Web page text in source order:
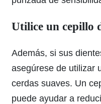
Utilice un cepillo
Además, si sus
asegúrese de utilizar
cerdas suaves. Un
puede ayudar a